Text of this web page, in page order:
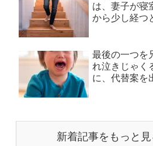
は、妻子が寝
から少し経つ
最後の一つを
れ泣きじゃく
に、代替案を
新着記事をもっと見